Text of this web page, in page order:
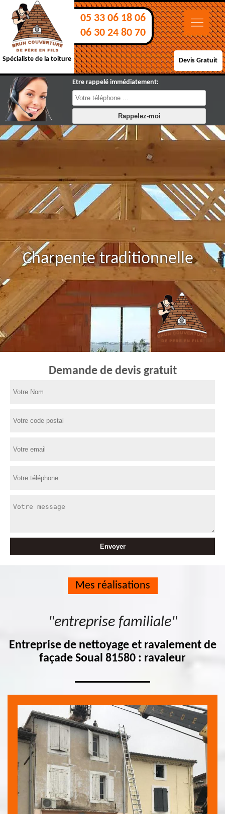
Spécialiste de la toiture
05 33 06 18 06
06 30 24 80 70
Devis Gratuit
Etre rappelé immédiatement:
Charpente traditionnelle
Demande de devis gratuit
Mes réalisations
"entreprise familiale"
Entreprise de nettoyage et ravalement de
façade Soual 81580 : ravaleur